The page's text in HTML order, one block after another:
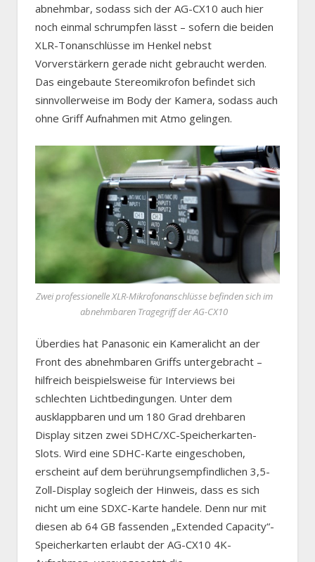
abnehmbar, sodass sich der AG-CX10 auch hier
noch einmal schrumpfen lässt – sofern die beiden
XLR-Tonanschlüsse im Henkel nebst
Vorverstärkern gerade nicht gebraucht werden.
Das eingebaute Stereomikrofon befindet sich
sinnvollerweise im Body der Kamera, sodass auch
ohne Griff Aufnahmen mit Atmo gelingen.
Zwei professionelle XLR-Mikrofonanschlüsse befinden sich im
abnehmbaren Tragegriff der AG-CX10
Überdies hat Panasonic ein Kameralicht an der
Front des abnehmbaren Griffs untergebracht –
hilfreich beispielsweise für Interviews bei
schlechten Lichtbedingungen. Unter dem
ausklappbaren und um 180 Grad drehbaren
Display sitzen zwei SDHC/XC-Speicherkarten-
Slots. Wird eine SDHC-Karte eingeschoben,
erscheint auf dem berührungsempfindlichen 3,5-
Zoll-Display sogleich der Hinweis, dass es sich
nicht um eine SDXC-Karte handele. Denn nur mit
diesen ab 64 GB fassenden „Extended Capacity“-
Speicherkarten erlaubt der AG-CX10 4K-